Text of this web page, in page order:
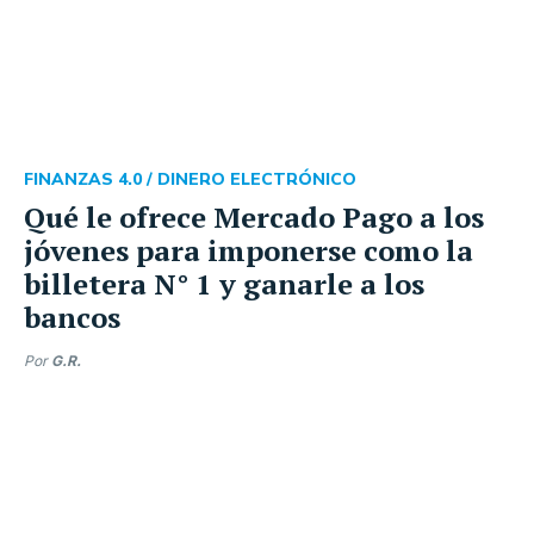
Qué le ofrece Mercado Pago a los
jóvenes para imponerse como la
billetera N° 1 y ganarle a los
bancos
FINANZAS 4.0 / DINERO ELECTRÓNICO
Por G.R.